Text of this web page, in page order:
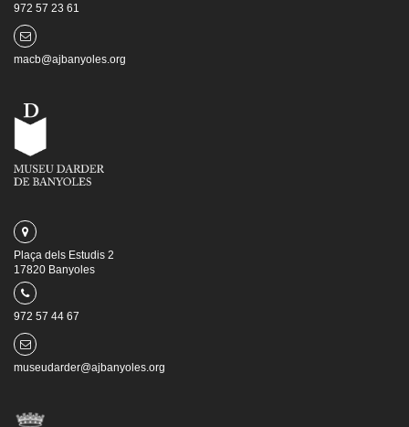
972 57 23 61
macb@ajbanyoles.org
Plaça dels Estudis 2
17820 Banyoles
972 57 44 67
museudarder@ajbanyoles.org